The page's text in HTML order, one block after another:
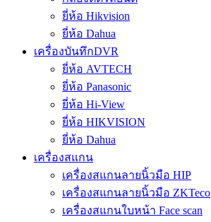
ยี่ห้อ Hikvision
ยี่ห้อ Dahua
เครื่องบันทึกDVR
ยี่ห้อ AVTECH
ยี่ห้อ Panasonic
ยี่ห้อ Hi-View
ยี่ห้อ HIKVISION
ยี่ห้อ Dahua
เครื่องสแกน
เครื่องสแกนลายนิ้วมือ HIP
เครื่องสแกนลายนิ้วมือ ZKTeco
เครื่องสแกนใบหน้า Face scan